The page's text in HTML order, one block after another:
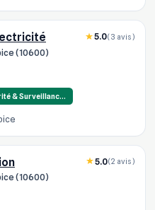
(10600)
5.0(3 avis)
& Surveillanc…
(10600)
5.0(2 avis)